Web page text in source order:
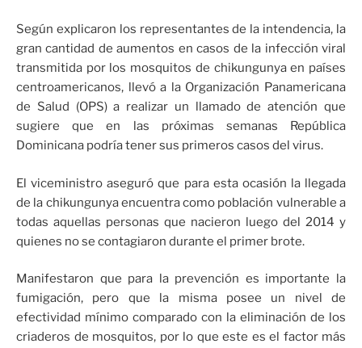
Según explicaron los representantes de la intendencia, la
gran cantidad de aumentos en casos de la infección viral
transmitida por los mosquitos de chikungunya en países
centroamericanos, llevó a la Organización Panamericana
de Salud (OPS) a realizar un llamado de atención que
sugiere que en las próximas semanas República
Dominicana podría tener sus primeros casos del virus.
El viceministro aseguró que para esta ocasión la llegada
de la chikungunya encuentra como población vulnerable a
todas aquellas personas que nacieron luego del 2014 y
quienes no se contagiaron durante el primer brote.
Manifestaron que para la prevención es importante la
fumigación, pero que la misma posee un nivel de
efectividad mínimo comparado con la eliminación de los
criaderos de mosquitos, por lo que este es el factor más